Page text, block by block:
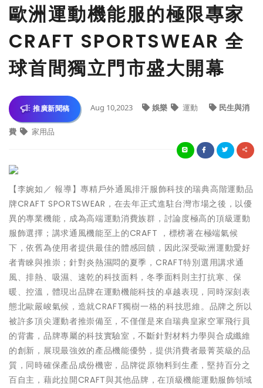
歐洲運動機能服的極限專家
CRAFT SPORTSWEAR 全
球首間獨立門市盛大開幕
推廣新聞稿 Aug 10,2023 娛樂 運動 民生與消
費 家用品
【李婉如／ 報導】專精戶外通風排汗服飾科技的瑞典高階運動品
牌CRAFT SPORTSWEAR，在去年正式進駐台灣市場之後，以優
異的專業機能，成為高端運動消費族群，討論度極高的頂級運動
服飾選擇；講求通風機能至上的CRAFT ，標榜著在極端氣候
下，依舊為使用者提供最佳的體感回饋，因此深受歐洲運動愛好
者青睞與推崇；針對炎熱濕悶的夏季，CRAFT特別選用講求通
風、排熱、吸濕、速乾的科技面料，冬季面料則主打抗寒、保
暖、控溫，體現出品牌在運動機能科技的卓越表現，同時深刻表
態北歐嚴峻氣候，造就CRAFT獨樹一格的科技思維。品牌之所以
被許多頂尖運動者推崇備至，不僅僅是來自瑞典皇家空軍飛行員
的背書，品牌專屬的科技實驗室，不斷針對材料力學與合成纖維
的創新，展現最強效的產品機能優勢，提供消費者最菁英級的品
質，同時確保產品成份機密，品牌從原物料到生產，堅持百分之
百自主，藉此拉開CRAFT與其他品牌，在頂級機能運動服飾領域